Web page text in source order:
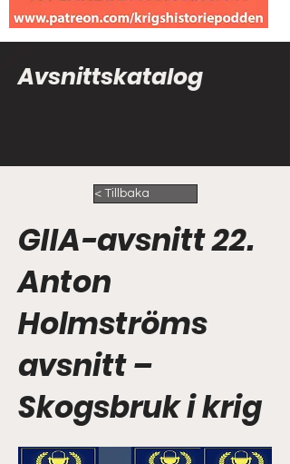
Avsnittskatalog
< Tillbaka
GIIA-avsnitt 22.
Anton
Holmströms
avsnitt –
Skogsbruk i krig